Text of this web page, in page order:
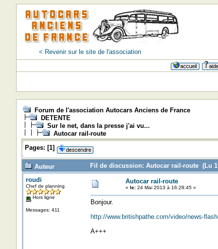
< Revenir sur le site de l'association
Forum de l'association Autocars Anciens de France
DETENTE
Sur le net, dans la presse j'ai vu...
Autocar rail-route
Pages: [1]
Auteur
Fil de discussion: Autocar rail-route (Lu
roudi
Chef de planning
Hors ligne
Messages: 411
Autocar rail-route
« le:24 Mai 2013 à 16:28:45 »
Bonjour.
http://www.britishpathe.com/video/news-
A+++